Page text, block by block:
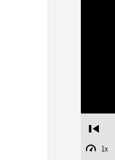
1x